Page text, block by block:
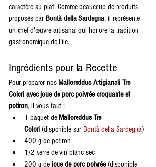
caractère au plat. Comme beaucoup de produits
proposés par Bontà della Sardegna, il représente
un chef-d'œuvre artisanal qui honore la tradition
gastronomique de l’île.
Ingrédients pour la Recette
Pour préparer nos Malloreddus Artigianali Tre
Colori avec joue de porc poivrée croquante et
potiron, il vous faut :
1 paquet de Malloreddus Tre
Colori (disponible sur Bontà della Sardegna)
400 g de potiron
1/2 verre de vin blanc sec
200 g de joue de porc poivrée (disponible